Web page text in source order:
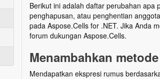
Berikut ini adalah daftar perubahan apa
penghapusan, atau penghentian
pada Aspose.Cells for .NET. Jika Anda
forum dukungan Aspose.Cells.
Menambahkan
Mendapatkan ekspresi rumus